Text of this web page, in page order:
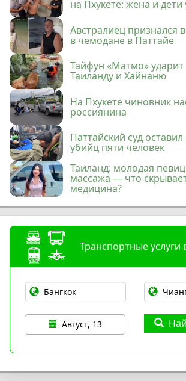
на Пхукете: жена и
Австралиец признался
в чемодане в Паттайе
Тайфун «Матмо»
Таиланду и Хайнаню
На Пхукете чиновник
россиянина
Паттайский суд
убийц пяти человек
Таиланд: молодая
массажа — что
медицина?
Транспортные услуги
Август, 13